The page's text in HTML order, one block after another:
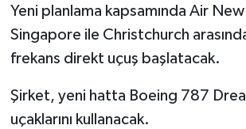
Yeni planlama kapsamında Air
Singapore ile Christchurch
frekans direkt uçuş başlatacak.
Şirket, yeni hatta Boeing 787
uçaklarını kullanacak.